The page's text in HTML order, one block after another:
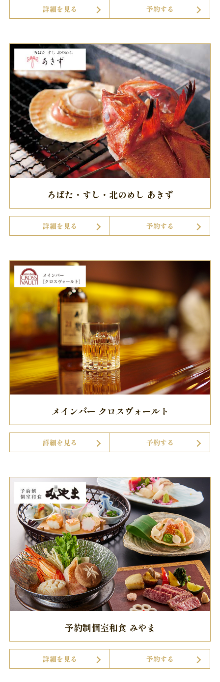
詳細を見る 予約する
ろばた・すし・北のめし あきず
詳細を見る 予約する
メインバー クロスヴォールト
詳細を見る 予約する
予約制個室和食 みやま
詳細を見る 予約する